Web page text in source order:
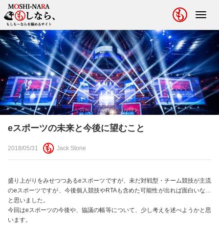
eスポーツの未来と今後に望むこと
2018/05/31 Jack Stone
盛り上がりをみせつつあるeスポーツですが、未だ対戦型・チーム競技が主流
のeスポーツですが、今後個人競技やRTAも含めた可能性が出れば面白いな…
と思いました。
今回はeスポーツの今後や、協議の幅等について、少し考えを述べようかと思
います。